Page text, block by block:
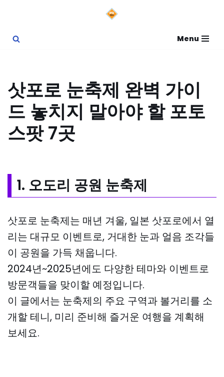
텐
건
너
뛰
기
Menu
삿포로 눈축제 완벽 가이
드 놓치지 말아야 할 포토
스팟 7곳
1. 오도리 공원 눈축제
삿포로 눈축제는 매년 겨울, 일본 삿포로에서 열
리는 대규모 이벤트로, 거대한 눈과 얼음 조각들
이 공원을 가득 채웁니다.
2024년~2025년에도 다양한 테마와 이벤트로
방문객들을 맞이할 예정입니다.
이 글에서는 눈축제의 주요 구역과 볼거리를 소
개할 테니, 미리 준비해 즐거운 여행을 계획해
보세요.